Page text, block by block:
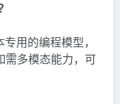
用的编程模型，
需多模态能力，可